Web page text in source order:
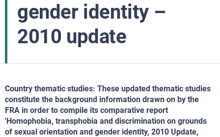
gender identity –
2010 update
Country thematic studies: These updated thematic studies
constitute the background information drawn on by the
FRA in order to compile its comparative report
'Homophobia, transphobia and discrimination on grounds
of sexual orientation and gender identity, 2010 Update,